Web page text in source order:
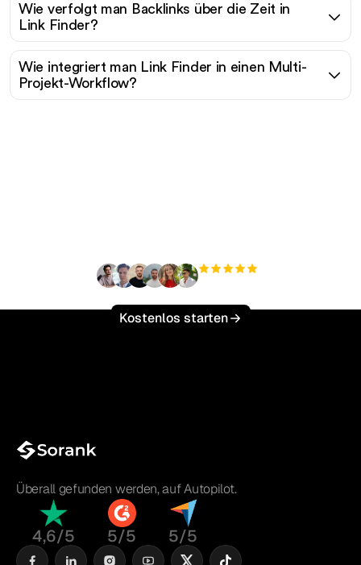
Wie verfolgt man Backlinks über die Zeit in
Link Finder?
Wie integriert man Link Finder in einen Multi-
Projekt-Workflow?
Kostenlos starten
Überall gefunden werden, auf Autopilot.
4,6/5 5/5 5/5